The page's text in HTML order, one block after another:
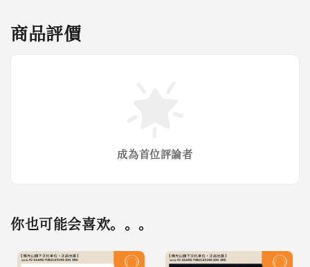
商品評價
成為首位評論者
你也可能会喜欢。。。